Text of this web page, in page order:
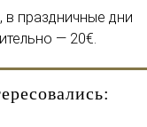
праздничные дни
— 20€.